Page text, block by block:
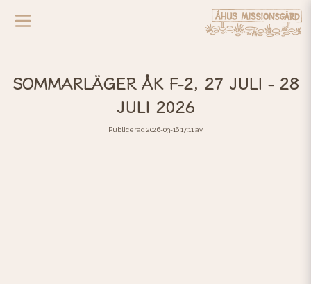
SOMMARLÄGER ÅK F-2, 27 JULI - 28
JULI 2026
Publicerad 2026-03-16 17:11 av